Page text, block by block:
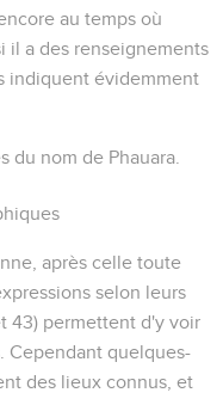
au temps où
il a des renseignements
indiquent évidemment
du nom de Phauara
après celle toute
selon leurs
43) permettent d'y voir
Cependant quelques-
des lieux connus, et